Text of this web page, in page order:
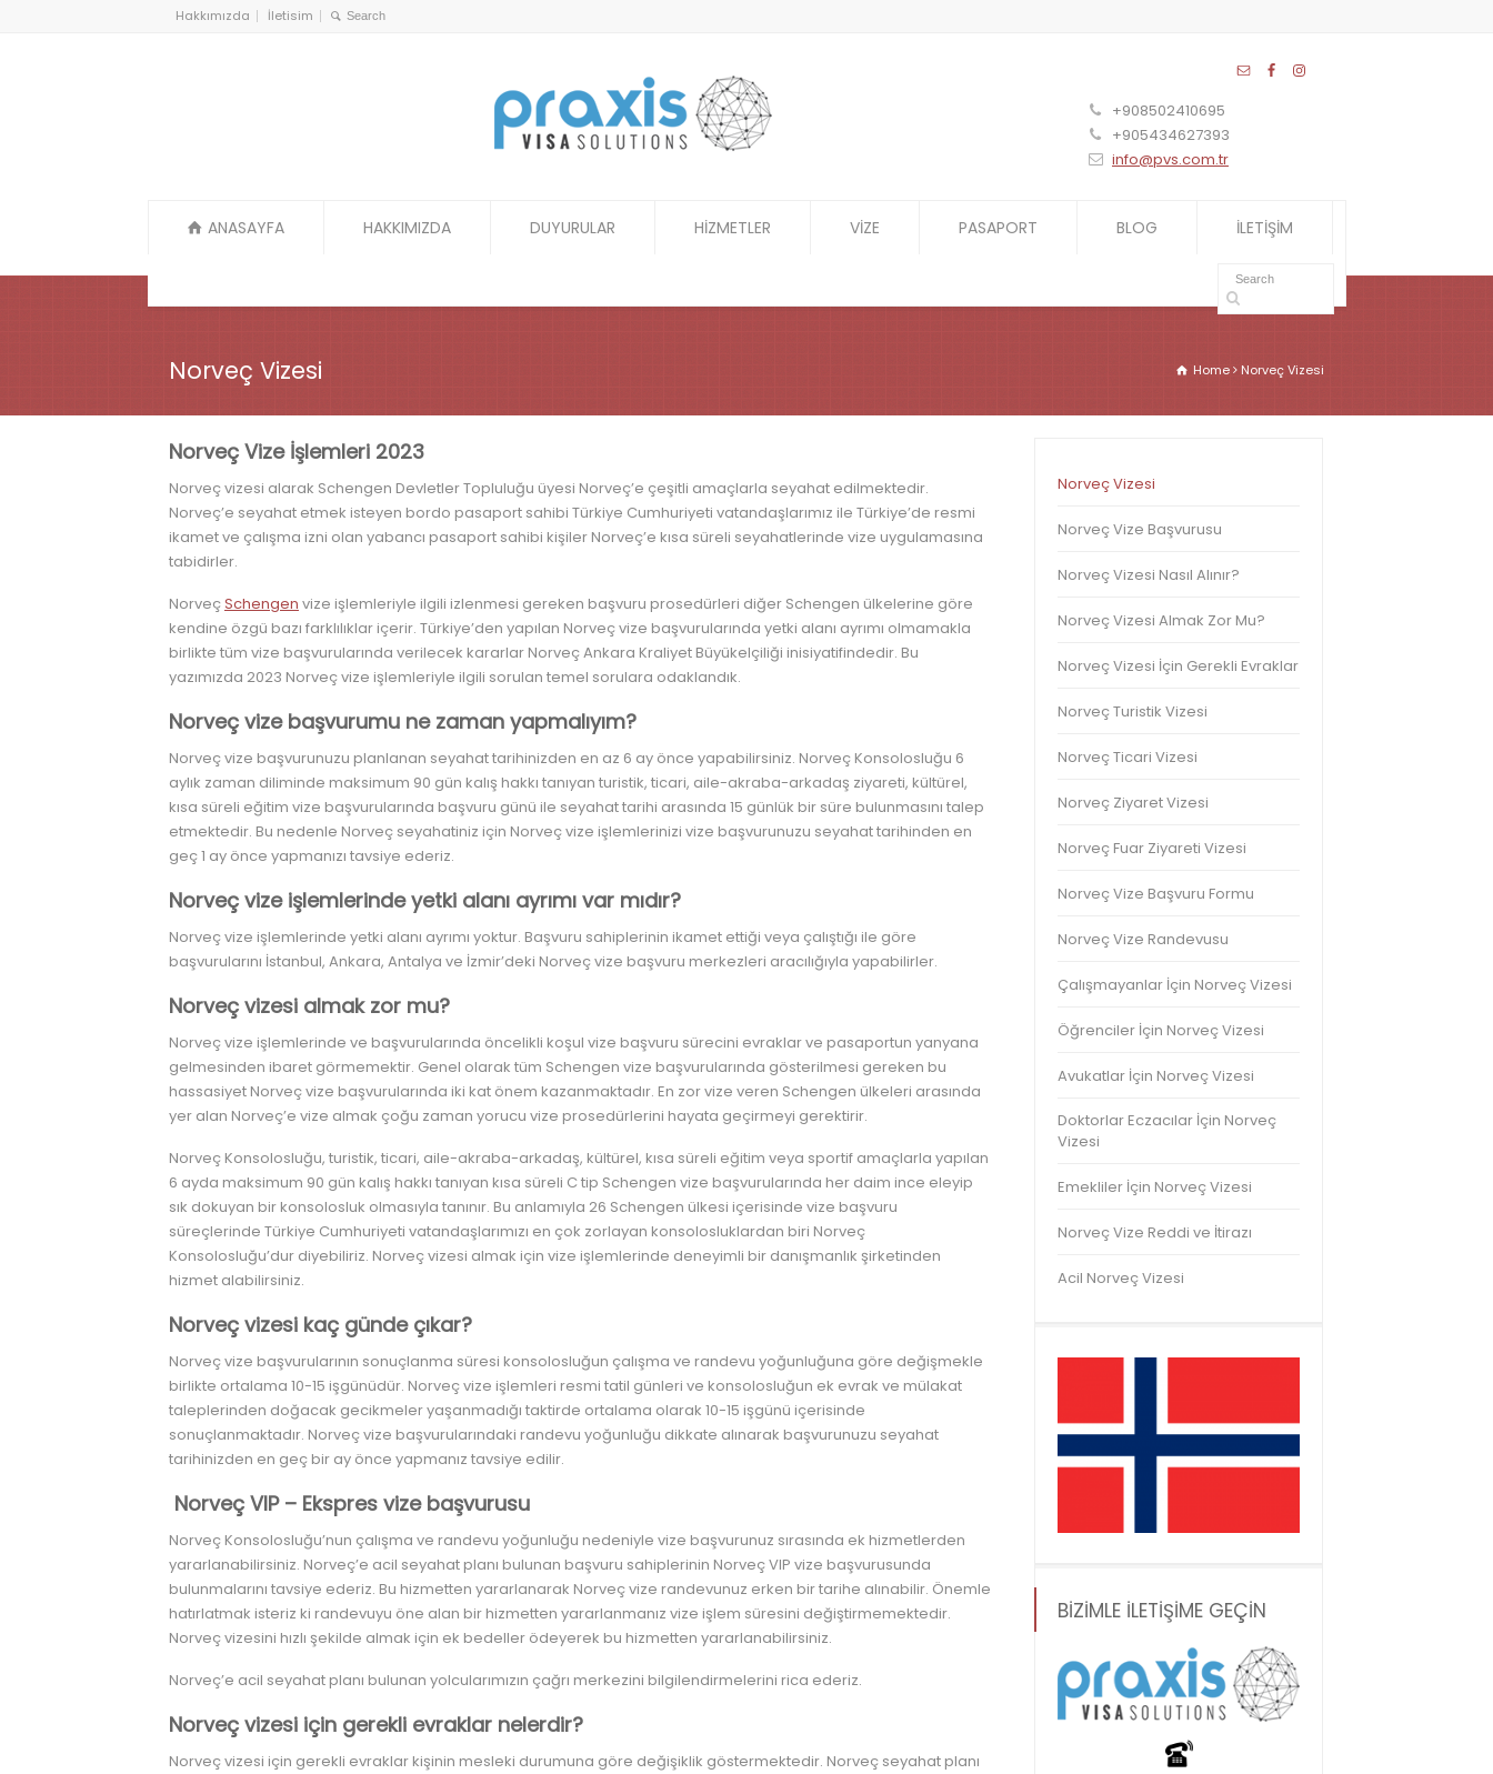
Hakkımızda İletisim
+908502410695
+905434627393
info@pvs.com.tr
ANASAYFA HAKKIMIZDA DUYURULAR HİZMETLER VİZE PASAPORT BLOG İLETİŞİM
Norveç Vizesi Home Norveç Vizesi
Norveç Vize İşlemleri 2023
Norveç vizesi alarak Schengen Devletler Topluluğu üyesi Norveç’e çeşitli amaçlarla seyahat edilmektedir.
Norveç’e seyahat etmek isteyen bordo pasaport sahibi Türkiye Cumhuriyeti vatandaşlarımız ile Türkiye’de resmi
ikamet ve çalışma izni olan yabancı pasaport sahibi kişiler Norveç’e kısa süreli seyahatlerinde vize uygulamasına
tabidirler.
NorveçSchengen vize işlemleriyle ilgili izlenmesi gereken başvuru prosedürleri diğer Schengen ülkelerine göre
kendine özgü bazı farklılıklar içerir. Türkiye’den yapılan Norveç vize başvurularında yetki alanı ayrımı olmamakla
birlikte tüm vize başvurularında verilecek kararlar Norveç Ankara Kraliyet Büyükelçiliği inisiyatifindedir. Bu
yazımızda 2023 Norveç vize işlemleriyle ilgili sorulan temel sorulara odaklandık.
Norveç vize başvurumu ne zaman yapmalıyım?
Norveç vize başvurunuzu planlanan seyahat tarihinizden en az 6 ay önce yapabilirsiniz. Norveç Konsolosluğu 6
aylık zaman diliminde maksimum 90 gün kalış hakkı tanıyan turistik, ticari, aile-akraba-arkadaş ziyareti, kültürel,
kısa süreli eğitim vize başvurularında başvuru günü ile seyahat tarihi arasında 15 günlük bir süre bulunmasını talep
etmektedir. Bu nedenle Norveç seyahatiniz için Norveç vize işlemlerinizi vize başvurunuzu seyahat tarihinden en
geç 1 ay önce yapmanızı tavsiye ederiz.
Norveç vize işlemlerinde yetki alanı ayrımı var mıdır?
Norveç vize işlemlerinde yetki alanı ayrımı yoktur. Başvuru sahiplerinin ikamet ettiği veya çalıştığı ile göre
başvurularını İstanbul, Ankara, Antalya ve İzmir’deki Norveç vize başvuru merkezleri aracılığıyla yapabilirler.
Norveç vizesi almak zor mu?
Norveç vize işlemlerinde ve başvurularında öncelikli koşul vize başvuru sürecini evraklar ve pasaportun yanyana
gelmesinden ibaret görmemektir. Genel olarak tüm Schengen vize başvurularında gösterilmesi gereken bu
hassasiyet Norveç vize başvurularında iki kat önem kazanmaktadır. En zor vize veren Schengen ülkeleri arasında
yer alan Norveç’e vize almak çoğu zaman yorucu vize prosedürlerini hayata geçirmeyi gerektirir.
Norveç Konsolosluğu, turistik, ticari, aile-akraba-arkadaş, kültürel, kısa süreli eğitim veya sportif amaçlarla yapılan
6 ayda maksimum 90 gün kalış hakkı tanıyan kısa süreli C tip Schengen vize başvurularında her daim ince eleyip
sık dokuyan bir konsolosluk olmasıyla tanınır. Bu anlamıyla 26 Schengen ülkesi içerisinde vize başvuru
süreçlerinde Türkiye Cumhuriyeti vatandaşlarımızı en çok zorlayan konsolosluklardan biri Norveç
Konsolosluğu’dur diyebiliriz. Norveç vizesi almak için vize işlemlerinde deneyimli bir danışmanlık şirketinden
hizmet alabilirsiniz.
Norveç vizesi kaç günde çıkar?
Norveç vize başvurularının sonuçlanma süresi konsolosluğun çalışma ve randevu yoğunluğuna göre değişmekle
birlikte ortalama 10-15 işgünüdür. Norveç vize işlemleri resmi tatil günleri ve konsolosluğun ek evrak ve mülakat
taleplerinden doğacak gecikmeler yaşanmadığı taktirde ortalama olarak 10-15 işgünü içerisinde
sonuçlanmaktadır. Norveç vize başvurularındaki randevu yoğunluğu dikkate alınarak başvurunuzu seyahat
tarihinizden en geç bir ay önce yapmanız tavsiye edilir.
Norveç VIP – Ekspres vize başvurusu
Norveç Konsolosluğu’nun çalışma ve randevu yoğunluğu nedeniyle vize başvurunuz sırasında ek hizmetlerden
yararlanabilirsiniz. Norveç’e acil seyahat planı bulunan başvuru sahiplerinin Norveç VIP vize başvurusunda
bulunmalarını tavsiye ederiz. Bu hizmetten yararlanarak Norveç vize randevunuz erken bir tarihe alınabilir. Önemle
hatırlatmak isteriz ki randevuyu öne alan bir hizmetten yararlanmanız vize işlem süresini değiştirmemektedir.
Norveç vizesini hızlı şekilde almak için ek bedeller ödeyerek bu hizmetten yararlanabilirsiniz.
Norveç’e acil seyahat planı bulunan yolcularımızın çağrı merkezini bilgilendirmelerini rica ederiz.
Norveç vizesi için gerekli evraklar nelerdir?
Norveç vizesi için gerekli evraklar kişinin mesleki durumuna göre değişiklik göstermektedir. Norveç seyahat planı
Norveç Vizesi
Norveç Vize Başvurusu
Norveç Vizesi Nasıl Alınır?
Norveç Vizesi Almak Zor Mu?
Norveç Vizesi İçin Gerekli Evraklar
Norveç Turistik Vizesi
Norveç Ticari Vizesi
Norveç Ziyaret Vizesi
Norveç Fuar Ziyareti Vizesi
Norveç Vize Başvuru Formu
Norveç Vize Randevusu
Çalışmayanlar İçin Norveç Vizesi
Öğrenciler İçin Norveç Vizesi
Avukatlar İçin Norveç Vizesi
Doktorlar Eczacılar İçin Norveç
Vizesi
Emekliler İçin Norveç Vizesi
Norveç Vize Reddi ve İtirazı
Acil Norveç Vizesi
BİZİMLE İLETİŞİME GEÇİN